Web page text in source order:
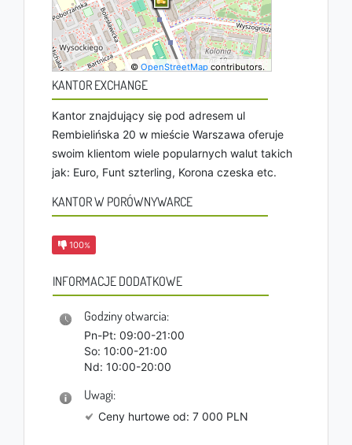
©OpenStreetMap contributors.
KANTOR EXCHANGE
Kantor znajdujący się pod adresem ul
Rembielińska 20 w mieście Warszawa oferuje
swoim klientom wiele popularnych walut takich
jak: Euro, Funt szterling, Korona czeska etc.
KANTOR W PORÓWNYWARCE
100%
INFORMACJE DODATKOWE
Godziny otwarcia:
Pn-Pt: 09:00-21:00
So: 10:00-21:00
Nd: 10:00-20:00
Uwagi:
Ceny hurtowe od: 7 000 PLN